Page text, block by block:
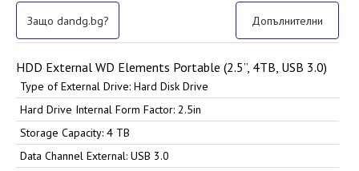
Защо dandg.bg? Допълнителни
HDD External WD Elements Portable (2.5”, 4TB, USB 3.0)
Type of External Drive: Hard Disk Drive
Hard Drive Internal Form Factor: 2.5in
Storage Capacity: 4 TB
Data Channel External: USB 3.0